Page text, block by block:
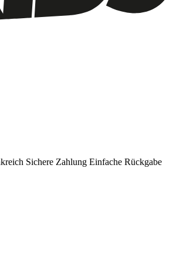
Sichere Zahlung Einfache Rückgabe